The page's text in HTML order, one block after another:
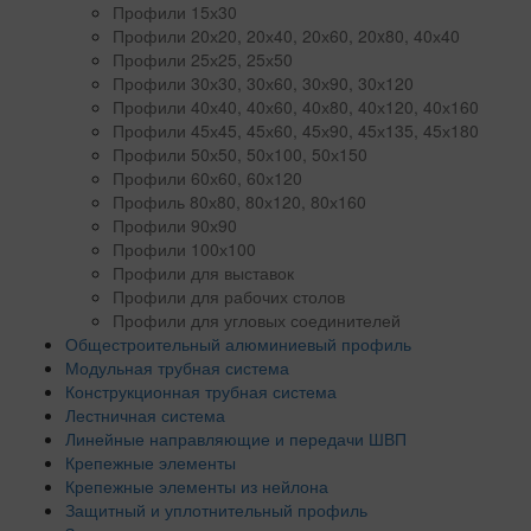
Профили 15х30
Профили 20х20, 20х40, 20х60, 20x80, 40х40
Профили 25х25, 25х50
Профили 30х30, 30х60, 30х90, 30х120
Профили 40х40, 40х60, 40х80, 40х120, 40х160
Профили 45х45, 45х60, 45х90, 45х135, 45х180
Профили 50х50, 50х100, 50х150
Профили 60х60, 60х120
Профиль 80х80, 80х120, 80х160
Профили 90х90
Профили 100х100
Профили для выставок
Профили для рабочих столов
Профили для угловых соединителей
Общестроительный алюминиевый профиль
Модульная трубная система
Конструкционная трубная система
Лестничная система
Линейные направляющие и передачи ШВП
Крепежные элементы
Крепежные элементы из нейлона
Защитный и уплотнительный профиль